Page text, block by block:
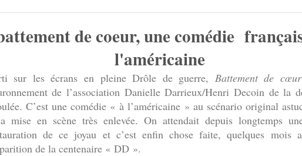
de coeur, une comédie
l'américaine
sur les écrans en pleine Drôle de guerre, Battement de cœur
de l’association Danielle Darrieux/Henri Decoin de la
C’est une comédie « à l’américaine » au scénario original
mise en scène très enlevée. On attendait depuis longtemps
de ce joyau et c’est enfin chose faite, quelques mois
de la centenaire « DD ».